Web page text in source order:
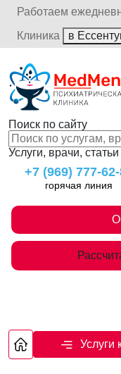
Работаем
Клиника
в
Поиск по сайту
Услуги, врачи, статьи
+7 (969) 777-
горячая линия
Услуги